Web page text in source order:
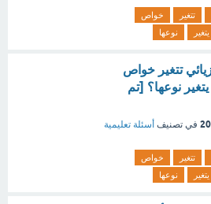
تتغير
خواص
يتغير نوعها
تتغير خواص
نوعها؟ [تم
في تصنيف أسئلة تعليمية
تتغير
خواص
يتغير نوعها